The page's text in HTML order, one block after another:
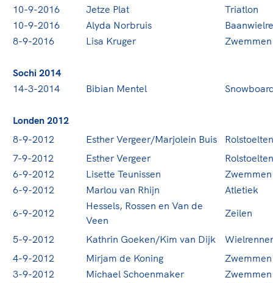
10-9-2016
Jetze Plat
Triatlon
10-9-2016
Alyda Norbruis
8-9-2016
Lisa Kruger Zwemmen
Sochi 2014
14-3-2014
Bibian Mentel
Londen 2012
8-9-2012
Esther Vergeer/Marjolein Buis
7-9-2012
Esther Vergeer
6-9-2012
Lisette Teunissen
Zwemmen
6-9-2012
Marlou van Rhijn
Atletiek
6-9-2012
Hessels, Rossen en Van de
Veen
Zeilen
5-9-2012 Kathrin Goeken/Kim van Dijk
4-9-2012
Mirjam de Koning
Zwemmen
3-9-2012
Michael Schoenmaker
Zwemmen